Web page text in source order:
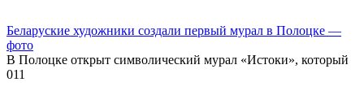
Беларуские художники создали первый мурал в Полоцке —
фото
В Полоцке открыт символический мурал «Истоки», который
011